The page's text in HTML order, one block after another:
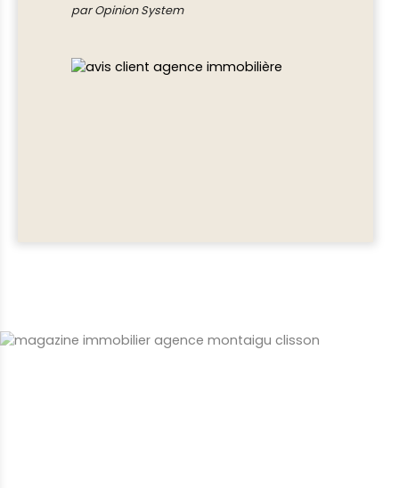
par Opinion System